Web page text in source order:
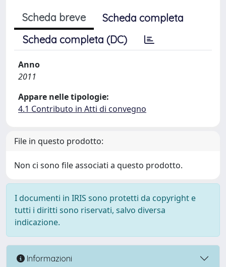
Scheda breve
Scheda completa
Scheda completa (DC)
Anno
2011
Appare nelle tipologie:
4.1 Contributo in Atti di convegno
File in questo prodotto:
Non ci sono file associati a questo prodotto.
I documenti in IRIS sono protetti da copyright e
tutti i diritti sono riservati, salvo diversa
indicazione.
Informazioni